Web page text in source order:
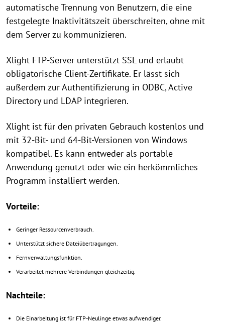
automatische Trennung von Benutzern, die eine
festgelegte Inaktivitätszeit überschreiten, ohne mit
dem Server zu kommunizieren.
Xlight FTP-Server unterstützt SSL und erlaubt
obligatorische Client-Zertifikate. Er lässt sich
außerdem zur Authentifizierung in ODBC, Active
Directory und LDAP integrieren.
Xlight ist für den privaten Gebrauch kostenlos und
mit 32-Bit- und 64-Bit-Versionen von Windows
kompatibel. Es kann entweder als portable
Anwendung genutzt oder wie ein herkömmliches
Programm installiert werden.
Vorteile:
Geringer Ressourcenverbrauch.
Unterstützt sichere Dateiübertragungen.
Fernverwaltungsfunktion.
Verarbeitet mehrere Verbindungen gleichzeitig.
Nachteile:
Die Einarbeitung ist für FTP-Neulinge etwas aufwendiger.